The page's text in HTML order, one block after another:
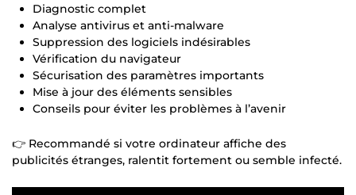
Diagnostic complet
Analyse antivirus et anti-malware
Suppression des logiciels indésirables
Vérification du navigateur
Sécurisation des paramètres importants
Mise à jour des éléments sensibles
Conseils pour éviter les problèmes à l’avenir
👉 Recommandé si votre ordinateur affiche des
publicités étranges, ralentit fortement ou semble infecté.